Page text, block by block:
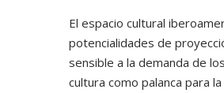
El espacio cultural
potencialidades de
sensible a la demanda de
cultura como palanca para